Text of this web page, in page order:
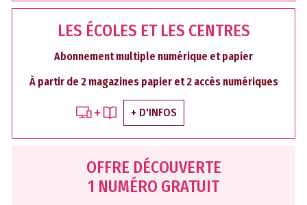
LES ÉCOLES ET LES CENTRES
Abonnement multiple numérique et papier
À partir de 2 magazines papier et 2 accès numériques
+ D'INFOS
OFFRE DÉCOUVERTE
1 NUMÉRO GRATUIT